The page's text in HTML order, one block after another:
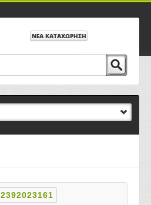
ΝΕΑ ΚΑΤΑΧΩΡΗΣΗ
2392023161